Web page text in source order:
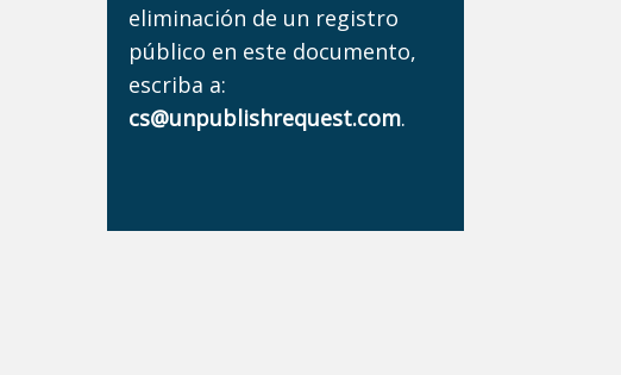
eliminación de un registro
público en este documento,
escriba a:
cs@unpublishrequest.com.